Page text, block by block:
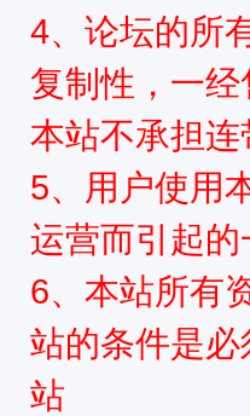
4、论坛的所
复制性，一
本站不承担连
5、用户使用
运营而引起
6、本站所有
站的条件是必
站